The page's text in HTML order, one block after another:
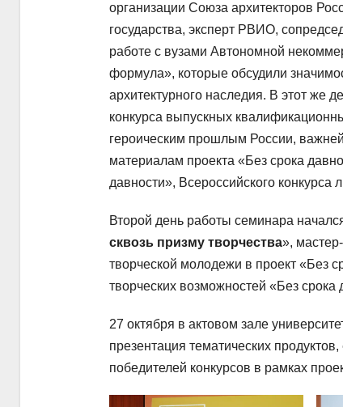
организации Союза архитекторов
государства, эксперт РВИО,
работе с вузами Автономной
формула», которые обсудили
архитектурного наследия. В этот же
конкурса выпускных
героическим прошлым России,
материалам проекта «Без срока
давности», Всероссийского конкурса
Второй день работы семинара
сквозь призму творчества»,
творческой молодежи в проект «Без
творческих возможностей «Без срока
27 октября в актовом зале
презентация тематических
победителей конкурсов в рамках